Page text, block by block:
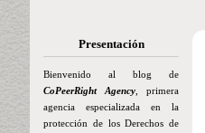
Presentación
Bienvenido al blog de
CoPeerRight Agency , primera
agencia especializada en la
protección de los Derechos de